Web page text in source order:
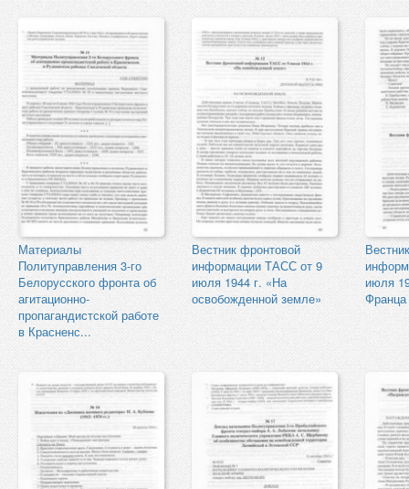
Материалы
Политуправления 3-го
Белорусского фронта об
агитационно-
пропагандистской работе
в Красненс...
Вестник фронтовой
информации ТАСС от 9
июля 1944 г. «На
освобожденной земле»
июля